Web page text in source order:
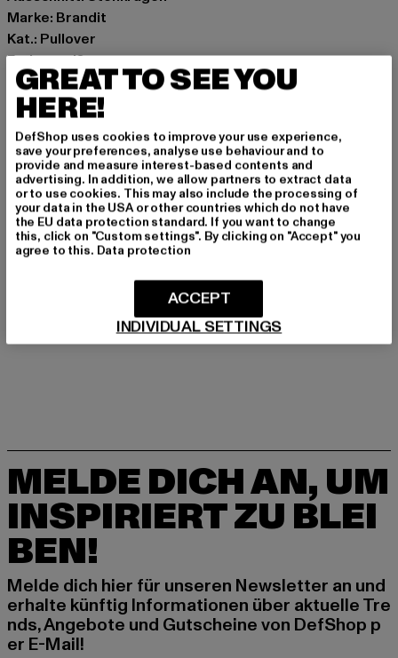
Marke: Brandit
Kat.: Pullover
Farbe: weiß
Hersteller Farbe: white
Materialzusammensetzung: 100% Polyester
Art.Nr: BD5022-00220
Hersteller: Brandit Textil GmbH |info@brandit-wear.com
Spichernstraße 6a | 50672 Köln | DE
GRÖSSE & PASSFORM
PFLEGEHINWEISE
LIEFERUNG & RÜCKGABE
MELDE DICH AN, UM
INSPIRIERT ZU BLEI
BEN!
Melde dich hier für unseren Newsletter an und
erhalte künftig Informationen über aktuelle Tre
nds, Angebote und Gutscheine von DefShop p
er E-Mail!
GREAT TO SEE YOU
HERE!
DefShop uses cookies to improve your use experience,
save your preferences, analyse use behaviour and to
provide and measure interest-based contents and
advertising. In addition, we allow partners to extract data
or to use cookies. This may also include the processing of
your data in the USA or other countries which do not have
the EU data protection standard. If you want to change
this, click on "Custom settings". By clicking on "Accept" you
agree to this. Data protection
INDIVIDUAL SETTINGS
ACCEPT